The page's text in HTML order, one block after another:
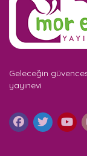
Geleceğin
yayınevi